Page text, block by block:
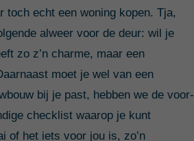
echt een woning kopen. Tja,
alweer voor de deur: wil je
zo z’n charme, maar een
moet je wel van een
bij je past, hebben we de voor-
checklist waarop je kunt
of het iets voor jou is, zo’n